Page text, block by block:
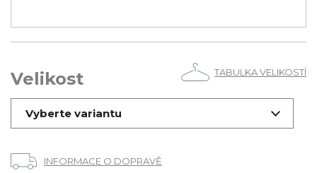
Velikost TABULKA VELIKOSTÍ
Vyberte variantu
INFORMACE O DOPRAVĚ